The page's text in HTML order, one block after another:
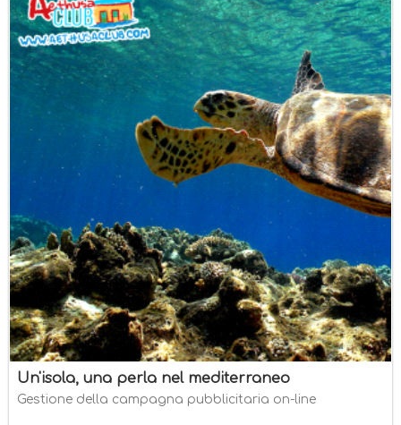
Un'isola, una perla nel mediterraneo
Gestione della campagna pubblicitaria on-line